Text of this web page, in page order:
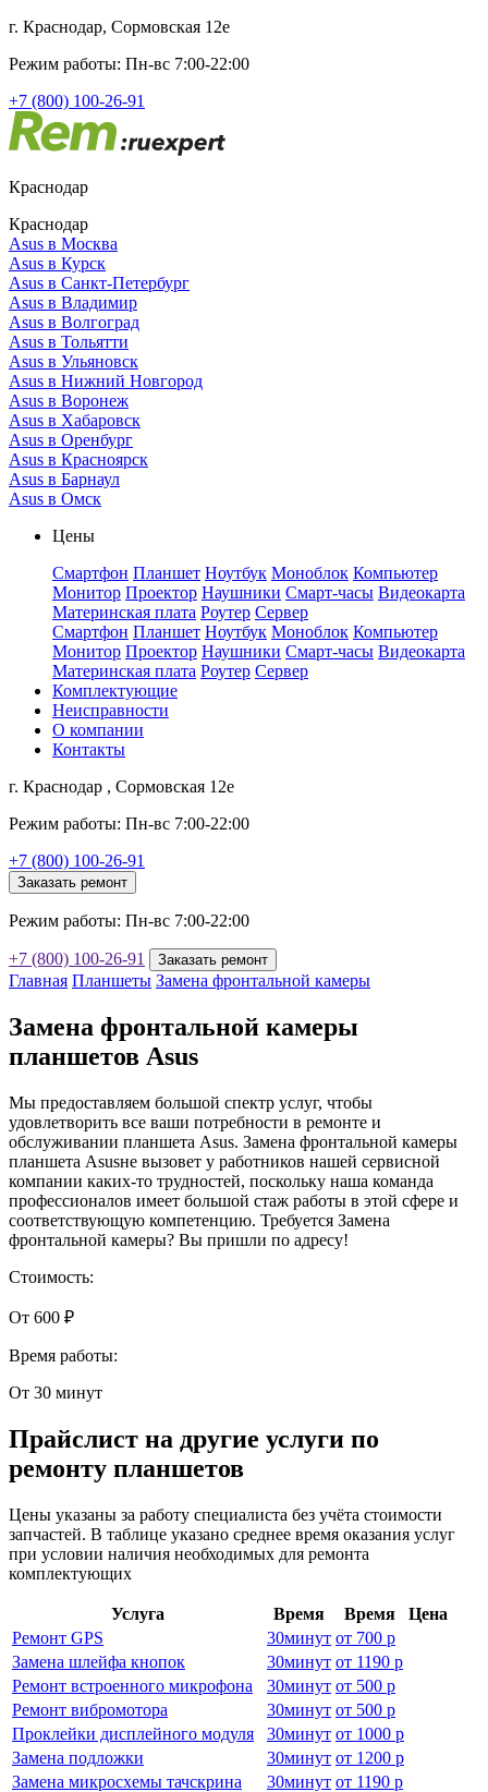
г. Краснодар, Сормовская 12е
Режим работы: Пн-вс 7:00-22:00
+7 (800) 100-26-91
Краснодар
Краснодар
Asus в Москва
Asus в Курск
Asus в Санкт-Петербург
Asus в Владимир
Asus в Волгоград
Asus в Тольятти
Asus в Ульяновск
Asus в Нижний Новгород
Asus в Воронеж
Asus в Хабаровск
Asus в Оренбург
Asus в Красноярск
Asus в Барнаул
Asus в Омск
Цены
Смартфон Планшет Ноутбук Моноблок Компьютер
Монитор Проектор Наушники Смарт-часы Видеокарта
Материнская плата Роутер Сервер
Смартфон Планшет Ноутбук Моноблок Компьютер
Монитор Проектор Наушники Смарт-часы Видеокарта
Материнская плата Роутер Сервер
Комплектующие
Неисправности
О компании
Контакты
г. Краснодар , Сормовская 12е
Режим работы: Пн-вс 7:00-22:00
+7 (800) 100-26-91
Заказать ремонт
Режим работы: Пн-вс 7:00-22:00
+7 (800) 100-26-91 Заказать ремонт
Главная Планшеты Замена фронтальной камеры
Замена фронтальной камеры
планшетов Asus
Мы предоставляем большой спектр услуг, чтобы
удовлетворить все ваши потребности в ремонте и
обслуживании планшета Asus. Замена фронтальной камеры
планшета Asusне вызовет у работников нашей сервисной
компании каких-то трудностей, поскольку наша команда
профессионалов имеет большой стаж работы в этой сфере и
соответствующую компетенцию. Требуется Замена
фронтальной камеры? Вы пришли по адресу!
Стоимость:
От 600 ₽
Время работы:
От 30 минут
Прайслист на другие услуги по
ремонту планшетов
Цены указаны за работу специалиста без учёта стоимости
запчастей. В таблице указано среднее время оказания услуг
при условии наличия необходимых для ремонта
комплектующих
Услуга Время Время
Цена
Ремонт GPS
30минут от 700 р
Замена шлейфа кнопок
30минут от 1190 р
Ремонт встроенного микрофона
30минут от 500 р
Ремонт вибромотора
30минут от 500 р
Проклейки дисплейного модуля
30минут от 1000 р
Замена подложки
30минут от 1200 р
Замена микросхемы тачскрина
30минут от 1190 р